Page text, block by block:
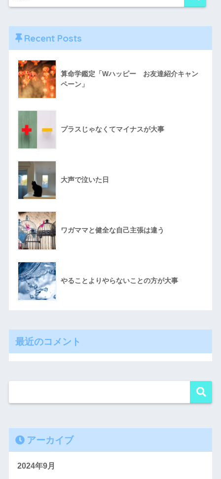
Recent Posts
算命学鑑定「Wハッピー お友達紹介キャン
ペーン」
プラスじゃなくてマイナスが大事
大声で泣いた日
ワガママと健全な自己主張は違う
やることよりやらないことの方が大事
最近のコメント
アーカイブ
2024年9月